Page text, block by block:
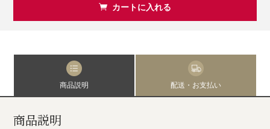
カートに入れる
商品説明 配送・お支払い
商品説明